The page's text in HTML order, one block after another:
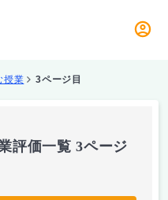
授業 3ページ目
評価一覧 3ページ